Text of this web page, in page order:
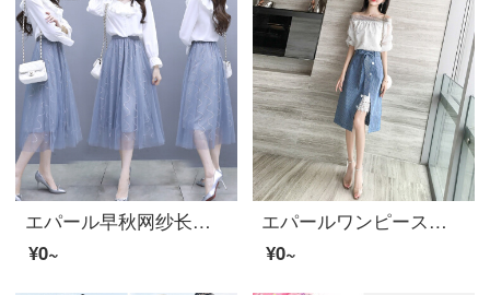
エパール早秋网纱长袖ワンピスセイスト女性2020新着商品秋女装潮流行初秋2点セットセクトスカート灰色S
¥0~
エパールワンピースの一字の肩夏服2020新商品セクトの二点セットのスカートのお姉さんの洋風ファッションがとても仙々としている夏露肩の上着の女性のスカートの写真色XL
¥0~